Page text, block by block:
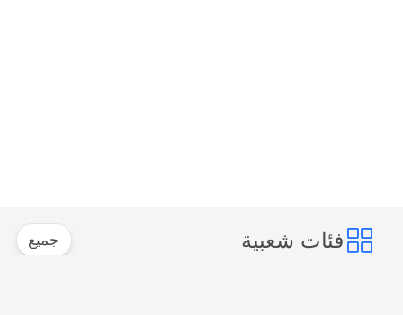
فئات شعبية جميع